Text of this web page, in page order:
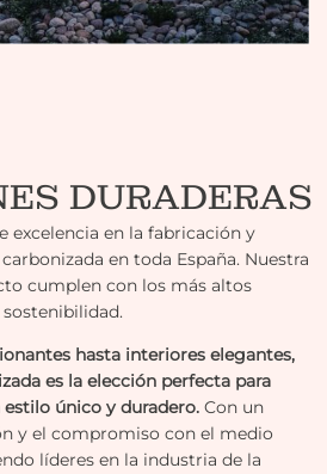
DURADERAS
excelencia en la fabricación y
en toda España. Nuestra
cumplen con los más altos
hasta interiores elegantes,
es la elección perfecta para
único y duradero. Con un
y el compromiso con el medio
líderes en la industria de la